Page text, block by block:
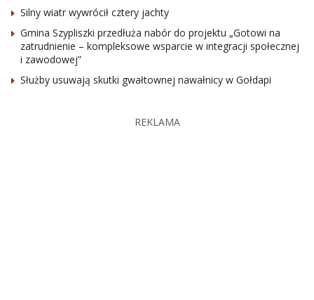
Silny wiatr wywrócił cztery jachty
Gmina Szypliszki przedłuża nabór do projektu „Gotowi na
zatrudnienie – kompleksowe wsparcie w integracji społecznej
i zawodowej”
Służby usuwają skutki gwałtownej nawałnicy w Gołdapi
REKLAMA